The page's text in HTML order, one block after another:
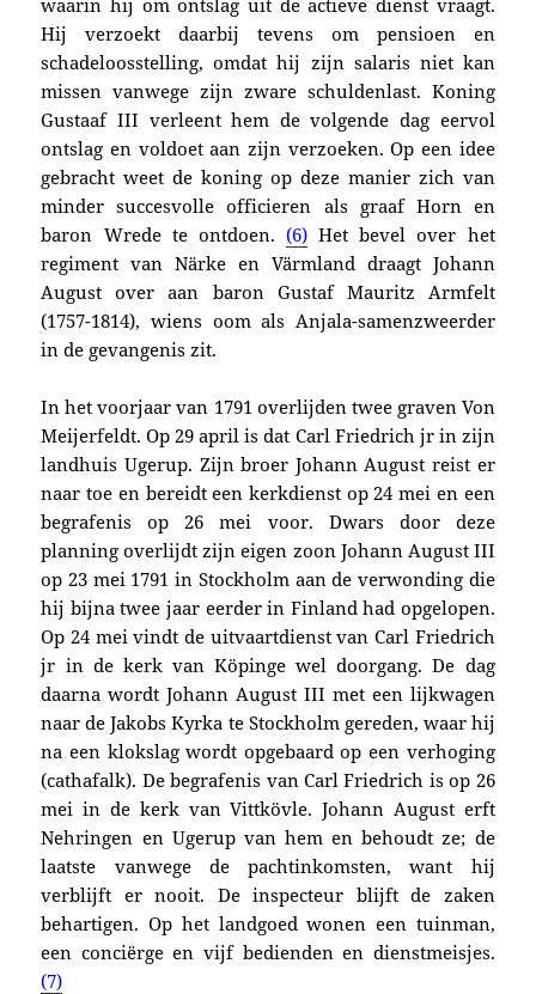
Hij verzoekt daarbij tevens om pensioen en
schadeloosstelling, omdat hij zijn salaris niet kan
missen vanwege zijn zware schuldenlast. Koning
Gustaaf III verleent hem de volgende dag eervol
ontslag en voldoet aan zijn verzoeken. Op een idee
gebracht weet de koning op deze manier zich van
minder succesvolle officieren als graaf Horn en
baron Wrede te ontdoen. (6) Het bevel over het
regiment van Närke en Värmland draagt Johann
August over aan baron Gustaf Mauritz Armfelt
(1757-1814), wiens oom als Anjala-samenzweerder
in de gevangenis zit.
In het voorjaar van 1791 overlijden twee graven Von
Meijerfeldt. Op 29 april is dat Carl Friedrich jr in zijn
landhuis Ugerup. Zijn broer Johann August reist er
naar toe en bereidt een kerkdienst op 24 mei en een
begrafenis op 26 mei voor. Dwars door deze
planning overlijdt zijn eigen zoon Johann August III
op 23 mei 1791 in Stockholm aan de verwonding die
hij bijna twee jaar eerder in Finland had opgelopen.
Op 24 mei vindt de uitvaartdienst van Carl Friedrich
jr in de kerk van Köpinge wel doorgang. De dag
daarna wordt Johann August III met een lijkwagen
naar de Jakobs Kyrka te Stockholm gereden, waar hij
na een klokslag wordt opgebaard op een verhoging
(cathafalk). De begrafenis van Carl Friedrich is op 26
mei in de kerk van Vittkövle.Johann August erft
Nehringen en Ugerup van hem en behoudt ze; de
laatste vanwege de pachtinkomsten, want hij
verblijft er nooit. De inspecteur blijft de zaken
behartigen. Op het landgoed wonen een tuinman,
een conciërge en vijf bedienden en dienstmeisjes.
(7)